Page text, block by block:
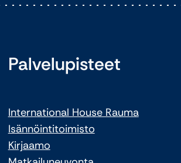
Palvelupisteet
International House Rauma
Isännöintitoimisto
Kirjaamo